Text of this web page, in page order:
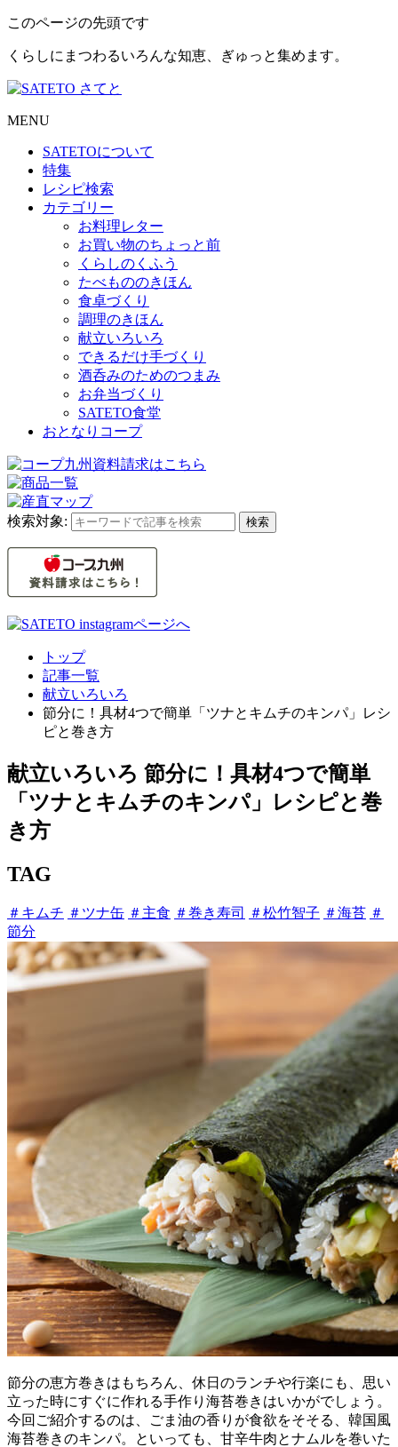
このページの先頭です
くらしにまつわるいろんな知恵、ぎゅっと集めます。
MENU
SATETOについて
特集
レシピ検索
カテゴリー
お料理レター
お買い物のちょっと前
くらしのくふう
たべもののきほん
食卓づくり
調理のきほん
献立いろいろ
できるだけ手づくり
酒呑みのためのつまみ
お弁当づくり
SATETO食堂
おとなりコープ
検索対象: 検索
トップ
記事一覧
献立いろいろ
節分に！具材4つで簡単「ツナとキムチのキンパ」レシ
ピと巻き方
献立いろいろ 節分に！具材4つで簡単
「ツナとキムチのキンパ」レシピと巻
き方
TAG
＃キムチ ＃ツナ缶 ＃主食 ＃巻き寿司 ＃松竹智子 ＃海苔 ＃
節分
節分の恵方巻きはもちろん、休日のランチや行楽にも、思い
立った時にすぐに作れる手作り海苔巻きはいかがでしょう。
今回ご紹介するのは、ごま油の香りが食欲をそそる、韓国風
海苔巻きのキンパ。といっても、甘辛牛肉とナムルを巻いた